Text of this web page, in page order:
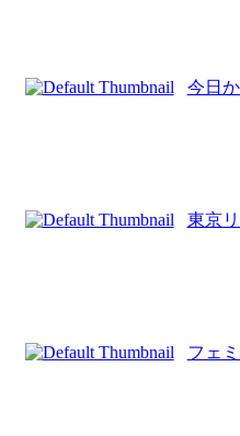
今日
東京
フェ